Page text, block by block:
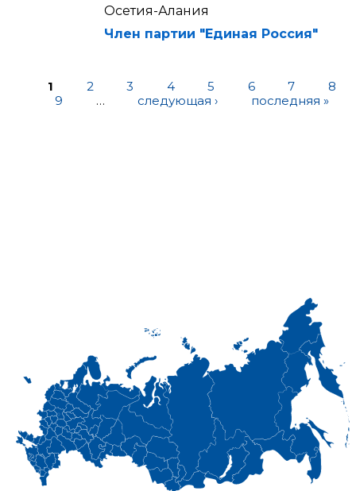
Осетия-Алания
Член партии "Единая Россия"
1 2 3 4 5 6 7
8
9
… следующая › последняя »